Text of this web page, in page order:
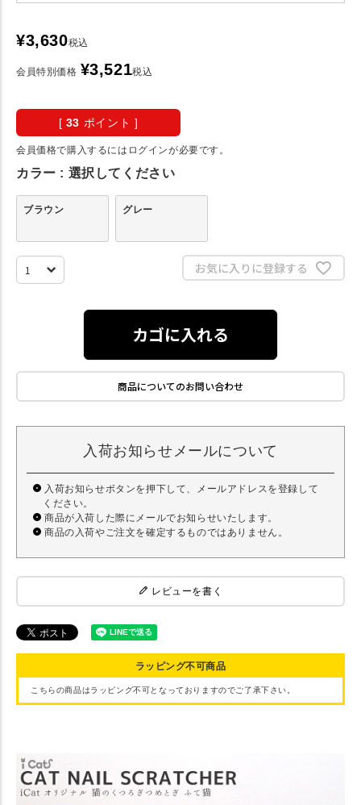
¥3,630税込
会員特別価格 ¥3,521税込
[ 33 ポイント ]
会員価格で購入するにはログインが必要です。
カラー 選択してください
ブラウン グレー
お気に入りに登録する
カゴに入れる
商品についてのお問い合わせ
入荷お知らせメールについて
入荷お知らせボタンを押下して、メールアドレスを登録して
ください。
商品が入荷した際にメールでお知らせいたします。
商品の入荷やご注文を確定するものではありません。
レビューを書く
ラッピング不可商品
こちらの商品はラッピング不可となっておりますのでご了承下さい。